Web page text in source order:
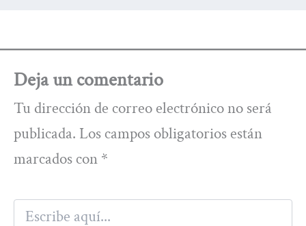
Deja un comentario
Tu dirección de correo electrónico no será
publicada. Los campos obligatorios están
marcados con *
Escribe
aquí...